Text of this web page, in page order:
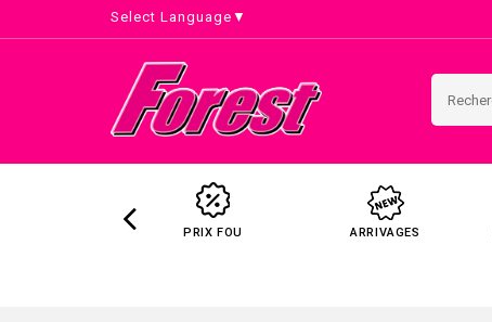
Select Language ▼
PRIX FOU ARRIVAGES